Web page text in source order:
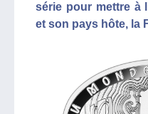
série pour mettre à
et son pays hôte, la